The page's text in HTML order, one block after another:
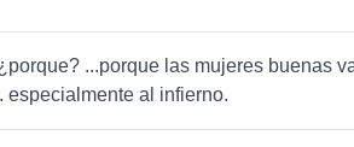
...porque las mujeres buenas
especialmente al infierno.